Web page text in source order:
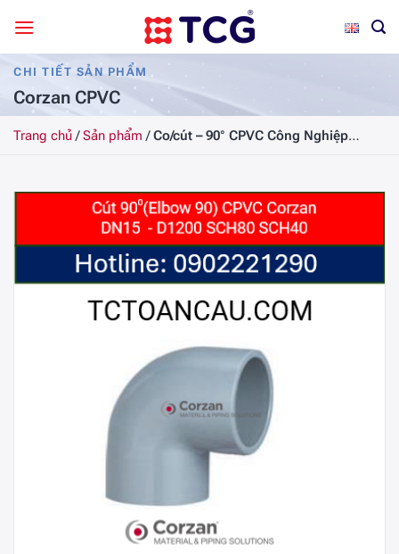
qua
nội
dungCHI TIẾT SẢN PHẨM
Corzan CPVC
Trang chủ/Sản phẩm /Co/cút – 90° CPVC Công Nghiệp